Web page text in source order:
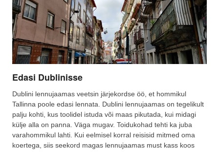
Edasi Dublinisse
Dublini lennujaamas veetsin järjekordse öö, et hommikul
Tallinna poole edasi lennata. Dublini lennujaamas on tegelikult
palju kohti, kus toolidel istuda või maas pikutada, kui midagi
külje alla on panna. Väga mugav. Toidukohad tehti ka juba
varahommikul lahti. Kui eelmisel korral reisisid mitmed oma
koertega, siis seekord magas lennujaamas must kass koos